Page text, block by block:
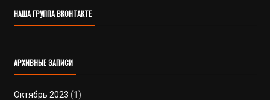
НАША ГРУППА ВКОНТАКТЕ
АРХИВНЫЕ ЗАПИСИ
Октябрь 2023 (1)